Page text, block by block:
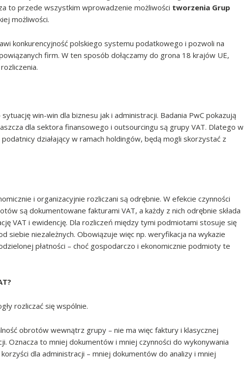
to przede wszystkim wprowadzenie możliwości tworzenia Grup
możliwości.
konkurencyjność polskiego systemu podatkowego i pozwoli na
firm. W ten sposób dołączamy do grona 18 krajów UE,
win-win dla biznesu jak i administracji. Badania PwC pokazują
dla sektora finansowego i outsourcingu są grupy VAT. Dlatego w
działający w ramach holdingów, będą mogli skorzystać z
i organizacyjnie rozliczani są odrębnie. W efekcie czynności
są dokumentowane fakturami VAT, a każdy z nich odrębnie składa
VAT i ewidencję. Dla rozliczeń między tymi podmiotami stosuje się
siebie niezależnych. Obowiązuje więc np. weryfikacja na wykazie
płatności – choć gospodarczo i ekonomicznie podmioty te
rozliczać się wspólnie.
obrotów wewnątrz grupy – nie ma więc faktury i klasycznej
Oznacza to mniej dokumentów i mniej czynności do wykonywania
dla administracji – mniej dokumentów do analizy i mniej